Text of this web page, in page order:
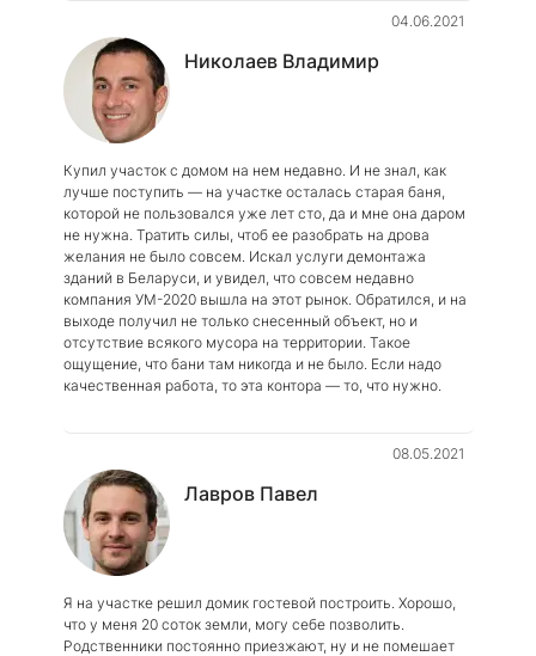
Николаев Владимир
04.06.2021
Купил участок с домом на нем недавно. И не знал, как
лучше поступить — на участке осталась старая баня,
которой не пользовался уже лет сто, да и мне она даром
не нужна. Тратить силы, чтоб ее разобрать на дрова
желания не было совсем. Искал услуги демонтажа
зданий в Беларуси, и увидел, что совсем недавно
компания УМ-2020 вышла на этот рынок. Обратился, и на
выходе получил не только снесенный объект, но и
отсутствие всякого мусора на территории. Такое
ощущение, что бани там никогда и не было. Если надо
качественная работа, то эта контора — то, что нужно.
Лавров Павел
08.05.2021
Я на участке решил домик гостевой построить. Хорошо,
что у меня 20 соток земли, могу себе позволить.
Родственники постоянно приезжают, ну и не помешает